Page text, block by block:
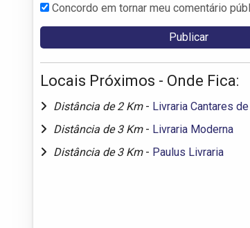
Concordo em tornar meu comentário
Locais Próximos - Onde Fica:
Distância de 2 Km - Livraria Cantares
Distância de 3 Km - Livraria Moderna
Distância de 3 Km - Paulus Livraria